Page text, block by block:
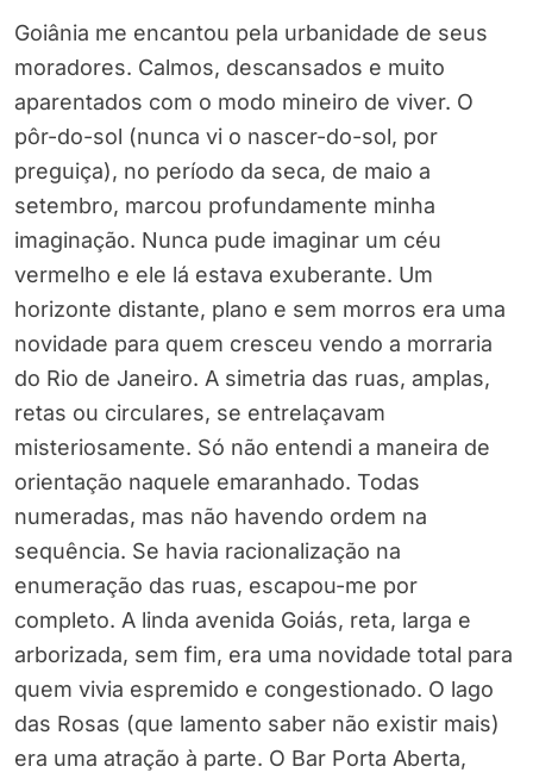
Goiânia me encantou pela urbanidade de seus
moradores. Calmos, descansados e muito
aparentados com o modo mineiro de viver. O
pôr-do-sol (nunca vi o nascer-do-sol, por
preguiça), no período da seca, de maio a
setembro, marcou profundamente minha
imaginação. Nunca pude imaginar um céu
vermelho e ele lá estava exuberante. Um
horizonte distante, plano e sem morros era uma
novidade para quem cresceu vendo a morraria
do Rio de Janeiro. A simetria das ruas, amplas,
retas ou circulares, se entrelaçavam
misteriosamente. Só não entendi a maneira de
orientação naquele emaranhado. Todas
numeradas, mas não havendo ordem na
sequência. Se havia racionalização na
enumeração das ruas, escapou-me por
completo. A linda avenida Goiás, reta, larga e
arborizada, sem fim, era uma novidade total para
quem vivia espremido e congestionado. O lago
das Rosas (que lamento saber não existir mais)
era uma atração à parte. O Bar Porta Aberta,